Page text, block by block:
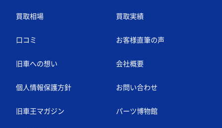
買取相場 買取実績
口コミ お客様直筆の声
旧車への想い 会社概要
個人情報保護方針 お問い合わせ
旧車王マガジン パーツ博物館